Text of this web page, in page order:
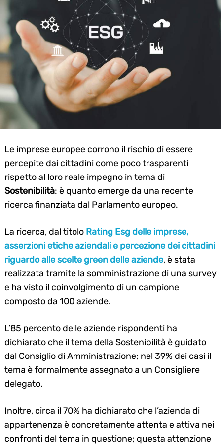
Le imprese europee corrono il rischio di essere
percepite dai cittadini come poco trasparenti
rispetto al loro reale impegno in tema di
Sostenibilità: è quanto emerge da una recente
ricerca finanziata dal Parlamento europeo.
La ricerca, dal titolo Rating Esg delle imprese,
asserzioni etiche aziendali e percezione dei cittadini
riguardo alle scelte green delle aziende, è stata
realizzata tramite la somministrazione di una survey
e ha visto il coinvolgimento di un campione
composto da 100 aziende.
L’85 percento delle aziende rispondenti ha
dichiarato che il tema della Sostenibilità è guidato
dal Consiglio di Amministrazione; nel 39% dei casi il
tema è formalmente assegnato a un Consigliere
delegato.
Inoltre, circa il 70% ha dichiarato che l’azienda di
appartenenza è concretamente attenta e attiva nei
confronti del tema in questione; questa attenzione